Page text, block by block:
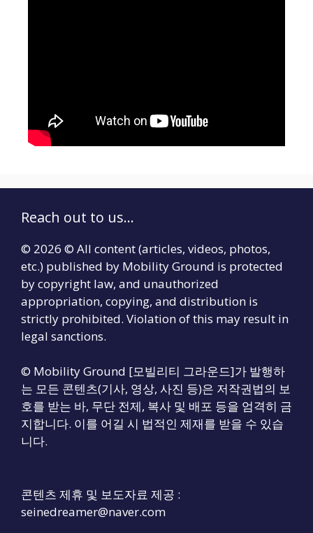
Reach out to us...
© 2026 © All content (articles, videos, photos,
etc.) published by Mobility Ground is protected
by copyright law, and unauthorized
appropriation, copying, and distribution is
strictly prohibited. Violation of this may result in
legal sanctions.
© Mobility Ground [모빌리티 그라운드]가 발행하
는 모든 콘텐츠(기사, 영상, 사진 등)은 저작권법의 보
호를 받는 바, 무단 전제, 복사 및 배포 등을 엄격히 금
지합니다. 이를 어길 시 법적인 제재를 받을 수 있습
니다.
콘텐츠 제휴 및 보도자료 제공 :
seinedreamer@naver.com